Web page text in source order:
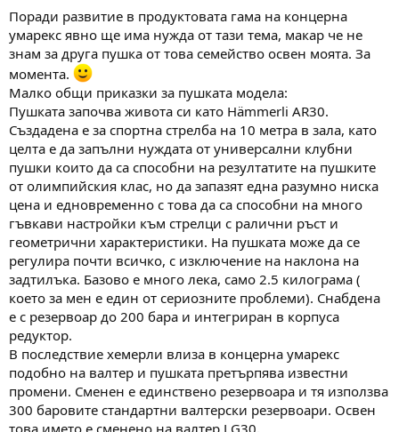
м
а
т
а
т
а
Поради развитие в продуктовата гама на концерна
умарекс явно ще има нужда от тази тема, макар че не
знам за друга пушка от това семейство освен моята. За
момента.
Малко общи приказки за пушката модела:
Пушката започва живота си като Hämmerli AR30.
Създадена е за спортна стрелба на 10 метра в зала, като
целта е да запълни нуждата от универсални клубни
пушки които да са способни на резултатите на пушките
от олимпийския клас, но да запазят една разумно ниска
цена и едновременно с това да са способни на много
гъвкави настройки към стрелци с ралични ръст и
геометрични характеристики. На пушката може да се
регулира почти всичко, с изключение на наклона на
задтилъка. Базово е много лека, само 2.5 килограма (
което за мен е един от сериозните проблеми). Снабдена
е с резервоар до 200 бара и интегриран в корпуса
редуктор.
В последствие хемерли влиза в концерна умарекс
подобно на валтер и пушката претърпява известни
промени. Сменен е единствено резервоара и тя използва
300 баровите стандартни валтерски резервоари. Освен
това името е сменено на валтер LG30.